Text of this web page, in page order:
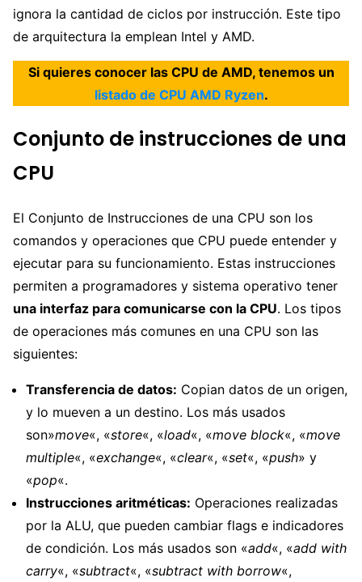
ignora la cantidad de ciclos por instrucción. Este tipo
de arquitectura la emplean Intel y AMD.
Si quieres conocer las CPU de AMD, tenemos un
listado de CPU AMD Ryzen.
Conjunto de instrucciones de una
CPU
El Conjunto de Instrucciones de una CPU son los
comandos y operaciones que CPU puede entender y
ejecutar para su funcionamiento. Estas instrucciones
permiten a programadores y sistema operativo tener
una interfaz para comunicarse con la CPU. Los tipos
de operaciones más comunes en una CPU son las
siguientes:
Transferencia de datos: Copian datos de un origen,
y lo mueven a un destino. Los más usados
son»move«, «store«, «load«, «move block«, «move
multiple«, «exchange«, «clear«, «set«, «push» y
«pop«.
Instrucciones aritméticas: Operaciones realizadas
por la ALU, que pueden cambiar flags e indicadores
de condición. Los más usados son «add«, «add with
carry«, «subtract«, «subtract with borrow«,